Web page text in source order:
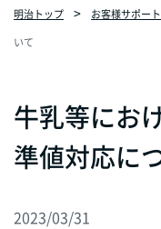
明治トップ お客様サポート
いて
牛乳等にお
準値対応に
2023/03/31